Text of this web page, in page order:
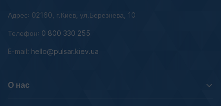
Адрес: 02160, г.Киев, ул.Березнева, 10
Телефон: 0 800 330 255
E-mail: hello@pulsar.kiev.ua
О нас